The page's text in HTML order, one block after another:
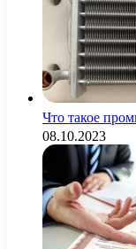
Что такое
08.10.2023